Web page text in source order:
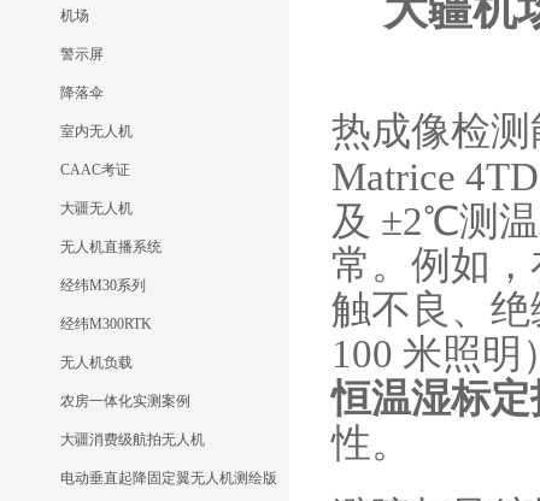
机场
警示屏
降落伞
室内无人机
CAAC考证
大疆无人机
无人机直播系统
经纬M30系列
经纬M300RTK
无人机负载
农房一体化实测案例
大疆消费级航拍无人机
电动垂直起降固定翼无人机测绘版
热成像检测
Matrice
及 ±2℃测
常。例如
触不良、
100 米照
恒温湿标定
性。